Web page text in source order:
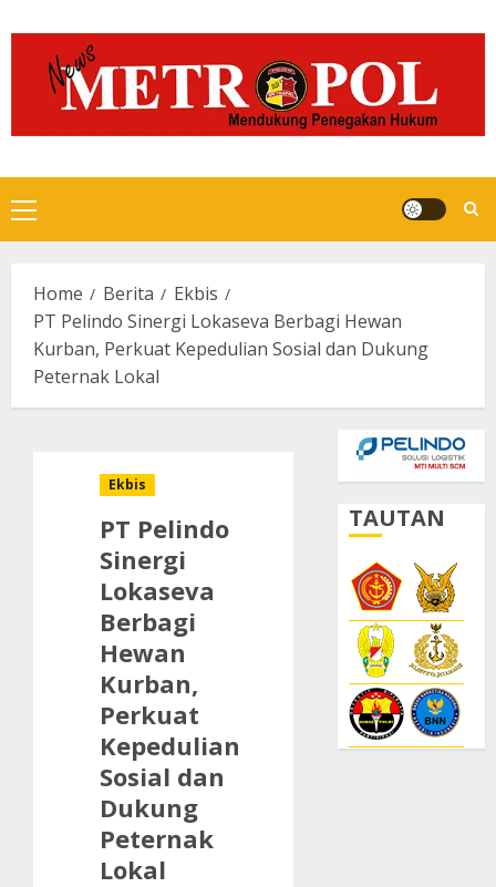
to
content
Primary
Menu
Home Berita
Ekbis
PT Pelindo Sinergi Lokaseva Berbagi Hewan
Kurban, Perkuat Kepedulian Sosial dan Dukung
Peternak Lokal
Ekbis
PT Pelindo
Sinergi
Lokaseva
Berbagi
Hewan
Kurban,
Perkuat
Kepedulian
Sosial dan
Dukung
Peternak
Lokal
TAUTAN